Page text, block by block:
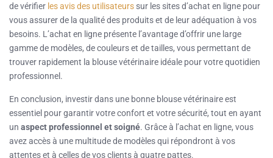
de vérifier les avis des utilisateurs sur les sites d’achat en ligne pour
vous assurer de la qualité des produits et de leur adéquation à vos
besoins. L’achat en ligne présente l’avantage d’offrir une large
gamme de modèles, de couleurs et de tailles, vous permettant de
trouver rapidement la blouse vétérinaire idéale pour votre quotidien
professionnel.
En conclusion, investir dans une bonne blouse vétérinaire est
essentiel pour garantir votre confort et votre sécurité, tout en ayant
un aspect professionnel et soigné. Grâce à l’achat en ligne, vous
avez accès à une multitude de modèles qui répondront à vos
attentes et à celles de vos clients à quatre pattes.